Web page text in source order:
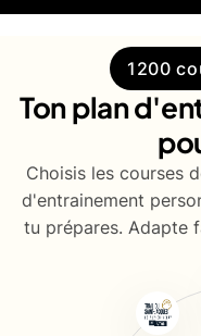
1200
Ton plan
Choisis les courses
d'entrainement
tu prépares. Adapte